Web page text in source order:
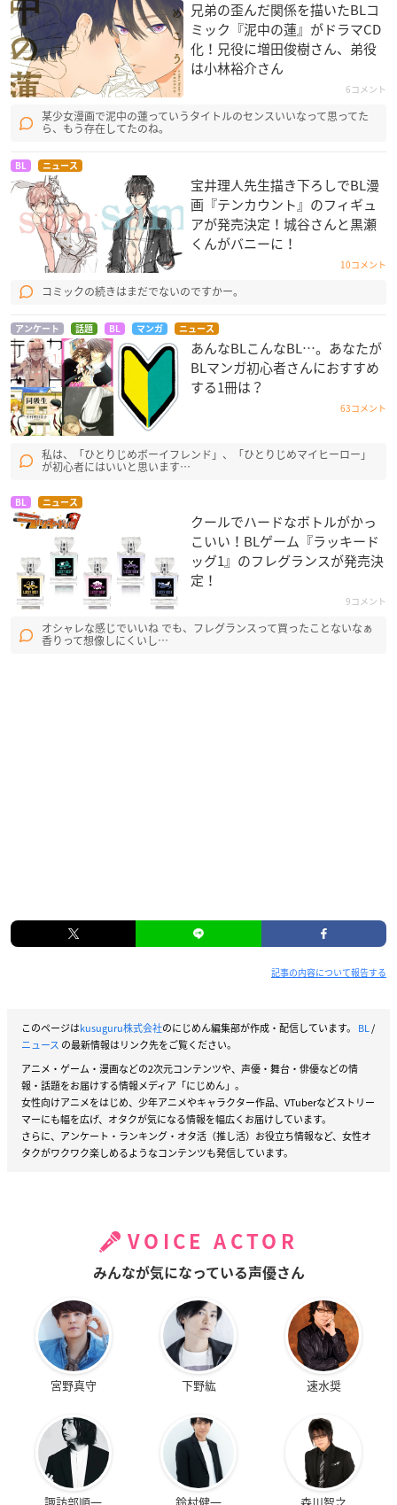
兄弟の歪んだ関係を描いたBLコ
ミック『泥中の蓮』がドラマCD
化！兄役に増田俊樹さん、弟役
は小林裕介さん
6コメント
某少女漫画で泥中の蓮っていうタイトルのセンスいいなって思ってた
ら、もう存在してたのね。
BL ニュース
宝井理人先生描き下ろしでBL漫
画『テンカウント』のフィギュ
アが発売決定！城谷さんと黒瀬
くんがバニーに！
10コメント
コミックの続きはまだでないのですかー。
アンケート 話題 BL マンガ ニュース
あんなBLこんなBL…。あなたが
BLマンガ初心者さんにおすすめ
する1冊は？
63コメント
私は、「ひとりじめボーイフレンド」、「ひとりじめマイヒーロー」
が初心者にはいいと思います…
BL ニュース
クールでハードなボトルがかっ
こいい！BLゲーム『ラッキード
ッグ1』のフレグランスが発売決
定！
9コメント
オシャレな感じでいいね でも、フレグランスって買ったことないなぁ
香りって想像しにくいし…
記事の内容について報告する
このページはkusuguru株式会社のにじめん編集部が作成・配信しています。 BL/
ニュース の最新情報はリンク先をご覧ください。
アニメ・ゲーム・漫画などの2次元コンテンツや、声優・舞台・俳優などの情
報・話題をお届けする情報メディア「にじめん」。
女性向けアニメをはじめ、少年アニメやキャラクター作品、VTuberなどストリー
マーにも幅を広げ、オタクが気になる情報を幅広くお届けしています。
さらに、アンケート・ランキング・オタ活（推し活）お役立ち情報など、女性オ
タクがワクワク楽しめるようなコンテンツも発信しています。
VOICE ACTOR
みんなが気になっている声優さん
宮野真守 下野紘 速水奨